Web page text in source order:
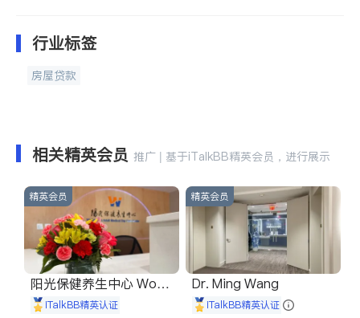
行业标签
房屋贷款
相关精英会员 推广 | 基于iTalkBB精英会员，进行展示
精英会员
阳光保健养生中心 World
shine
iTalkBB精英认证
精英会员
Dr. Ming Wang
iTalkBB精英认证